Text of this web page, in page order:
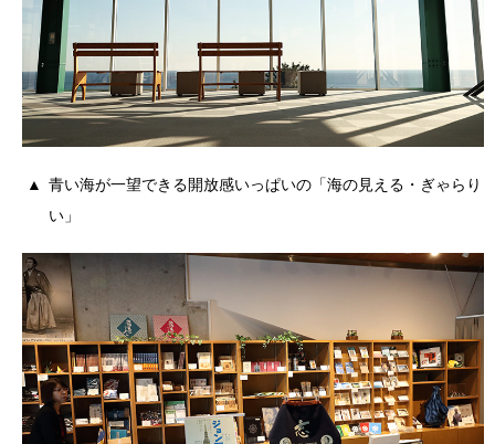
青い海が一望できる開放感いっぱいの「海の見える・ぎゃらり
い」